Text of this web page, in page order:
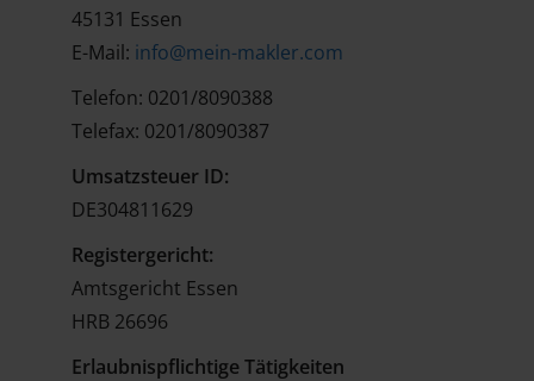
45131 Essen
E-Mail: info@mein-makler.com
Telefon: 0201/8090388
Telefax: 0201/8090387
Umsatzsteuer ID:
DE304811629
Registergericht:
Amtsgericht Essen
HRB 26696
Erlaubnispflichtige Tätigkeiten